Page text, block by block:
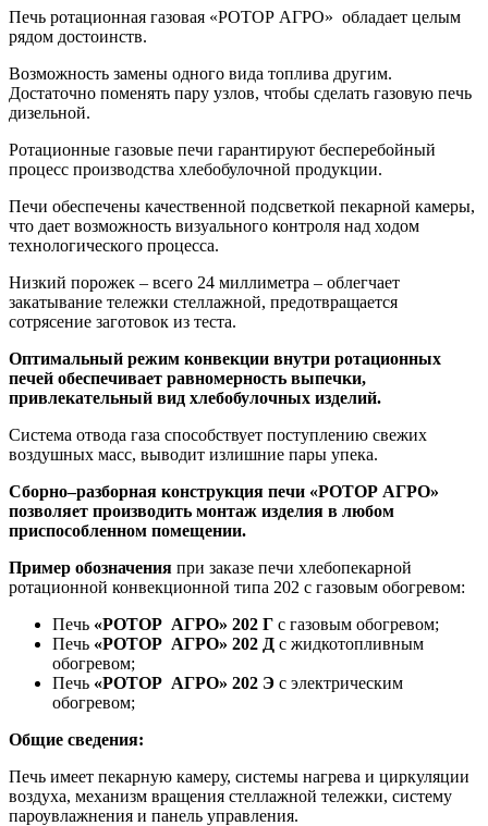
Печь ротационная газовая «РОТОР АГРО» обладает целым
рядом достоинств.
Возможность замены одного вида топлива другим.
Достаточно поменять пару узлов, чтобы сделать газовую печь
дизельной.
Ротационные газовые печи гарантируют бесперебойный
процесс производства хлебобулочной продукции.
Печи обеспечены качественной подсветкой пекарной камеры,
что дает возможность визуального контроля над ходом
технологического процесса.
Низкий порожек – всего 24 миллиметра – облегчает
закатывание тележки стеллажной, предотвращается
сотрясение заготовок из теста.
Оптимальный режим конвекции внутри ротационных
печей обеспечивает равномерность выпечки,
привлекательный вид хлебобулочных изделий.
Система отвода газа способствует поступлению свежих
воздушных масс, выводит излишние пары упека.
Сборно–разборная конструкция печи «РОТОР АГРО»
позволяет производить монтаж изделия в любом
приспособленном помещении.
Пример обозначения при заказе печи хлебопекарной
ротационной конвекционной типа 202 с газовым обогревом:
Печь «РОТОР АГРО» 202 Г с газовым обогревом;
Печь «РОТОР АГРО» 202 Д с жидкотопливным
обогревом;
Печь «РОТОР АГРО» 202 Э с электрическим
обогревом;
Общие сведения:
Печь имеет пекарную камеру, системы нагрева и циркуляции
воздуха, механизм вращения стеллажной тележки, систему
пароувлажнения и панель управления.